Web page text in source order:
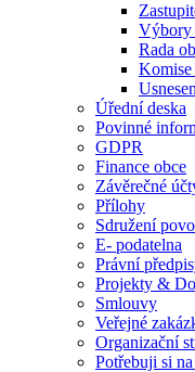
Výbory
Rada
Komise
Úřední deska
Povinné
GDPR
Finance obce
Závěrečné
Přílohy
Sdružení
E- podatelna
Právní
Projekty &
Smlouvy
Veřejné
Organizační
Potřebuji si